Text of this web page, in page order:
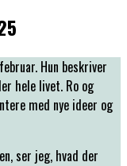
Hun beskriver
hele livet. Ro og
med nye ideer og
ser jeg, hvad der